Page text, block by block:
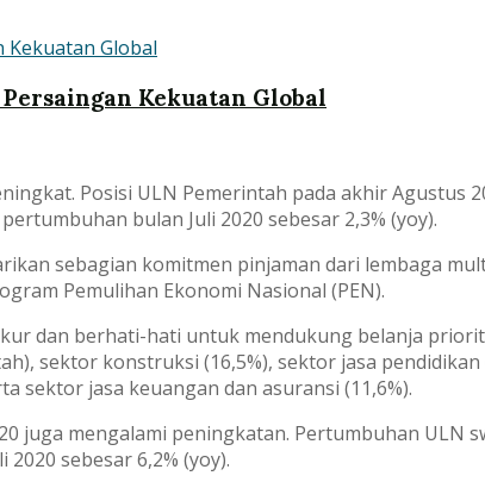
Kekuatan Global
Posisi ULN Pemerintah pada akhir Agustus
bulan Juli 2020 sebesar 2,3% (yoy).
sebagian komitmen pinjaman dari lembaga
Pemulihan Ekonomi Nasional (PEN).
dan berhati-hati untuk mendukung belanja
sektor konstruksi (16,5%), sektor jasa
sektor jasa keuangan dan asuransi (11,6%).
juga mengalami peningkatan. Pertumbuhan ULN
sebesar 6,2% (yoy).